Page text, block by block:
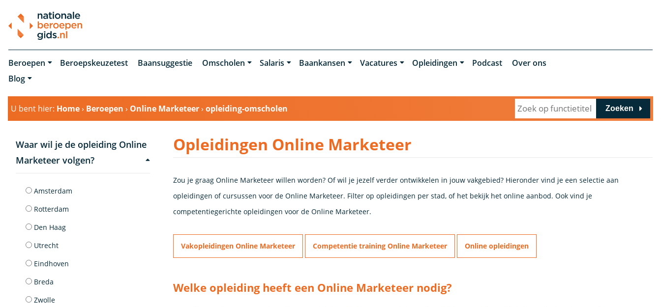
Beroepen Beroepskeuzetest Baansuggestie Omscholen Salaris Baankansen Vacatures Opleidingen Podcast
Over ons
Blog
U bent hier: Home› Beroepen › Online Marketeer› opleiding-omscholen Zoeken
Waar wil je de opleiding Online
Marketeer volgen?
Amsterdam
Rotterdam
Den Haag
Utrecht
Eindhoven
Breda
Zwolle
Opleidingen Online Marketeer
Zou je graag Online Marketeer willen worden? Of wil je jezelf verder ontwikkelen in jouw vakgebied? Hieronder vind je een selectie aan
opleidingen of cursussen voor de Online Marketeer. Filter op opleidingen per stad, of het bekijk het online aanbod. Ook vind je
competentiegerichte opleidingen voor de Online Marketeer.
Vakopleidingen Online Marketeer Competentie training Online Marketeer Online opleidingen
Welke opleiding heeft een Online Marketeer nodig?